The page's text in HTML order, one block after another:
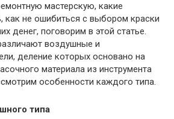
мастерскую, какие
как не ошибиться с выбором краски
денег, поговорим в этой статье.
воздушные и
деление которых основано на
материала из инструмента
особенности каждого типа.
типа